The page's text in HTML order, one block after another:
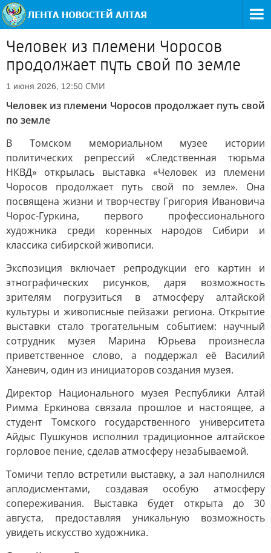
Человек из племени Чоросов
продолжает путь свой по земле
1 июня 2026, 12:50 СМИ
Человек из племени Чоросов продолжает путь свой
по земле
В Томском мемориальном музее истории
политических репрессий «Следственная тюрьма
НКВД» открылась выставка «Человек из племени
Чоросов продолжает путь свой по земле». Она
посвящена жизни и творчеству Григория Ивановича
Чорос-Гуркина, первого профессионального
художника среди коренных народов Сибири и
классика сибирской живописи.
Экспозиция включает репродукции его картин и
этнографических рисунков, даря возможность
зрителям погрузиться в атмосферу алтайской
культуры и живописные пейзажи региона. Открытие
выставки стало трогательным событием: научный
сотрудник музея Марина Юрьева произнесла
приветственное слово, а поддержал её Василий
Ханевич, один из инициаторов создания музея.
Директор Национального музея Республики Алтай
Римма Еркинова связала прошлое и настоящее, а
студент Томского государственного университета
Айдыс Пушкунов исполнил традиционное алтайское
горловое пение, сделав атмосферу незабываемой.
Томичи тепло встретили выставку, а зал наполнился
аплодисментами, создавая особую атмосферу
сопереживания. Выставка будет открыта до 30
августа, предоставляя уникальную возможность
увидеть искусство художника.